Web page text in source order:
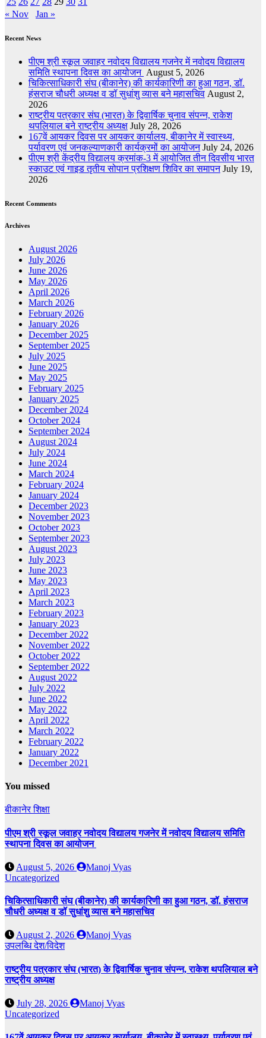
« Nov
Jan »
Recent News
पीएम श्री स्कूल जवाहर नवोदय विद्यालय गजनेर में नवोदय विद्यालय
समिति स्थापना दिवस का आयोजन August 5, 2026
चिकित्साधिकारी संघ (बीकानेर) की कार्यकारिणी का हुआ गठन, डॉ.
हंसराज चौधरी अध्यक्ष व डॉ सुधांशु व्यास बने महासचिव August 2,
2026
राष्ट्रीय पत्रकार संघ (भारत) के द्विवार्षिक चुनाव संपन्न, राकेश
थपलियाल बने राष्ट्रीय अध्यक्ष July 28, 2026
167वें आयकर दिवस पर आयकर कार्यालय, बीकानेर में स्वास्थ्य,
पर्यावरण एवं जनकल्याणकारी कार्यक्रमों का आयोजन July 24, 2026
पीएम श्री केंद्रीय विद्यालय क्रमांक-3 में आयोजित तीन दिवसीय भारत
स्काउट एवं गाइड तृतीय सोपान प्रशिक्षण शिविर का समापन July 19,
2026
Recent Comments
Archives
August 2026
July 2026
June 2026
May 2026
April 2026
March 2026
February 2026
January 2026
December 2025
September 2025
July 2025
June 2025
May 2025
February 2025
January 2025
December 2024
October 2024
September 2024
August 2024
July 2024
June 2024
March 2024
February 2024
January 2024
December 2023
November 2023
October 2023
September 2023
August 2023
July 2023
June 2023
May 2023
April 2023
March 2023
February 2023
January 2023
December 2022
November 2022
October 2022
September 2022
August 2022
July 2022
June 2022
May 2022
April 2022
March 2022
February 2022
January 2022
December 2021
You missed
बीकानेरशिक्षा
पीएम श्री स्कूल जवाहर नवोदय विद्यालय गजनेर में नवोदय विद्यालय समिति
स्थापना दिवस का आयोजन
August 5, 2026
Manoj Vyas
Uncategorized
चिकित्साधिकारी संघ (बीकानेर) की कार्यकारिणी का हुआ गठन, डॉ. हंसराज
चौधरी अध्यक्ष व डॉ सुधांशु व्यास बने महासचिव
August 2, 2026
Manoj Vyas
उपलब्धिदेश/विदेश
राष्ट्रीय पत्रकार संघ (भारत) के द्विवार्षिक चुनाव संपन्न, राकेश थपलियाल बने
राष्ट्रीय अध्यक्ष
July 28, 2026
Manoj Vyas
Uncategorized